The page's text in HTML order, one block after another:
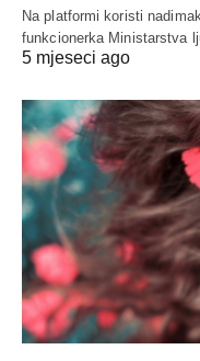
Na platformi koristi
funkcionerka Ministarstva
5 mjeseci ago